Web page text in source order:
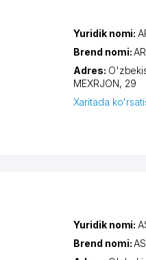
Yuridik nomi:
Brend nomi:
Adres:
MEXRJON, 29
Xaritada
Yuridik nomi:
Brend nomi: